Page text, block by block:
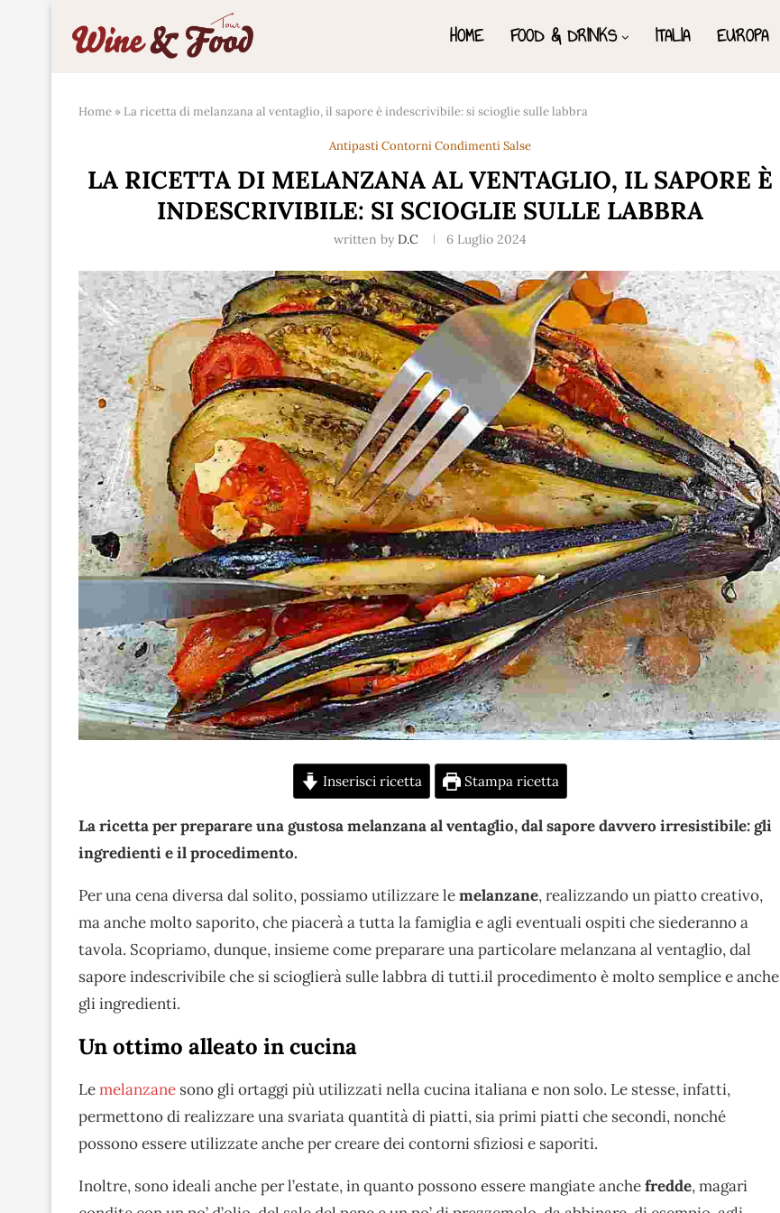
HOME FOOD & DRINKS ITALIA EUROPA
Home » La ricetta di melanzana al ventaglio, il sapore è indescrivibile: si scioglie sulle labbra
Antipasti Contorni Condimenti Salse
LA RICETTA DI MELANZANA AL VENTAGLIO, IL SAPORE È
INDESCRIVIBILE: SI SCIOGLIE SULLE LABBRA
written by D.C 6 Luglio 2024
Inserisci ricetta Stampa ricetta
La ricetta per preparare una gustosa melanzana al ventaglio, dal sapore davvero irresistibile: gli
ingredienti e il procedimento.
Per una cena diversa dal solito, possiamo utilizzare lemelanzane, realizzando un piatto creativo,
ma anche molto saporito, che piacerà a tutta la famiglia e agli eventuali ospiti che siederanno a
tavola. Scopriamo, dunque, insieme come preparare una particolare melanzana al ventaglio, dal
sapore indescrivibile che si scioglierà sulle labbra di tutti.il procedimento è molto semplice e anche
gli ingredienti.
Un ottimo alleato in cucina
Lemelanzane sono gli ortaggi più utilizzati nella cucina italiana e non solo. Le stesse, infatti,
permettono di realizzare una svariata quantità di piatti, sia primi piatti che secondi, nonché
possono essere utilizzate anche per creare dei contorni sfiziosi e saporiti.
Inoltre, sono ideali anche per l’estate, in quanto possono essere mangiate anchefredde, magari